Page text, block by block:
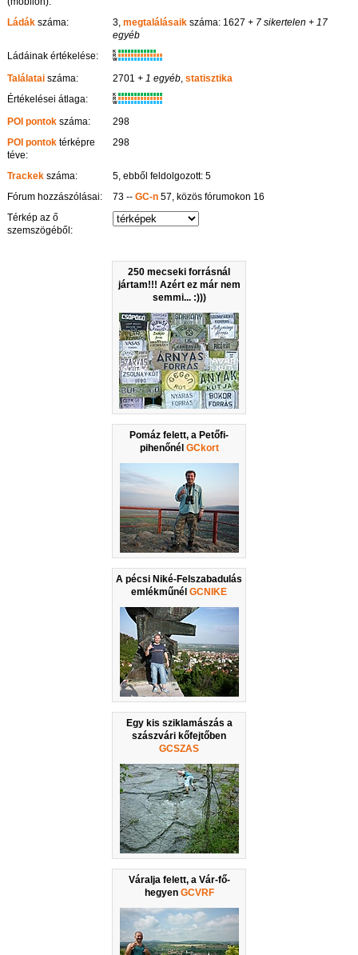
250 mecseki forrásnál
jártam!!! Azért ez már nem
semmi... :)))
Pomáz felett, a Petőfi-
pihenőnél GCkort
A pécsi Niké-Felszabadulás
emlékműnél GCNIKE
Egy kis sziklamászás a
szászvári kőfejtőben
GCSZAS
Váralja felett, a Vár-fő-
hegyen GCVRF
Ládák száma: 3,megtalálásaik száma: 1627 + 7 sikertelen + 17
egyéb
Ládáinak értékelése:
K
R
W
Találatai száma: 2701 + 1 egyéb,statisztika
Értékelései átlaga:
K
R
W
POI pontok száma:
298
POI pontok térképre
téve:
298
Trackek száma:
5, ebből feldolgozott: 5
Fórum hozzászólásai:
73 --GC-n 57, közös fórumokon 16
Térkép az ő
szemszögéből: